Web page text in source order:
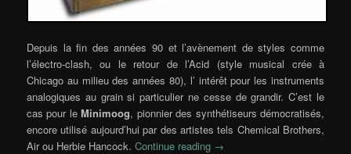
Depuis la fin des années 90 et l’avènement de styles comme
l’électro-clash, ou le retour de l’Acid (style musical crée à
Chicago au milieu des années 80), l’ intérêt pour les instruments
analogiques au grain si particulier ne cesse de grandir. C’est le
cas pour leMinimoog, pionnier des synthétiseurs démocratisés,
encore utilisé aujourd’hui par des artistes tels Chemical Brothers,
Air ou Herbie Hancock.Continue reading →